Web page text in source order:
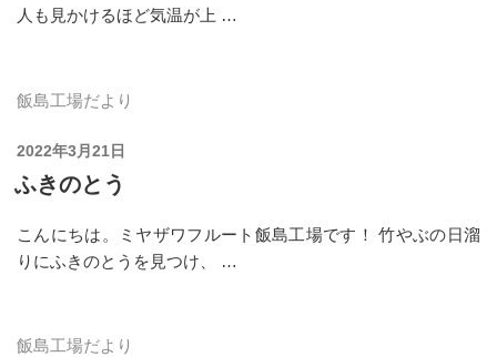
人も見かけるほど気温が上 …
飯島工場だより
投
稿
2022年3月21日
ふきのとう
こんにちは。ミヤザワフルート飯島工場です！ 竹やぶの日溜
りにふきのとうを見つけ、 …
飯島工場だより